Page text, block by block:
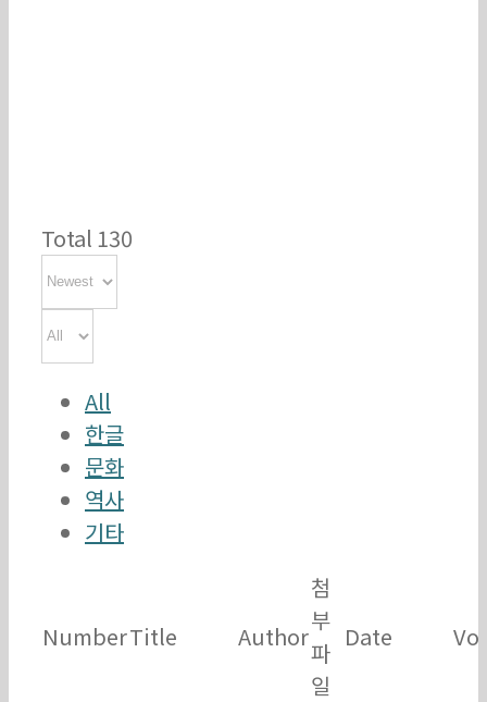
Total 130
All
한글
문화
역사
기타
NumberTitle Author
첨
부
파
일
Date